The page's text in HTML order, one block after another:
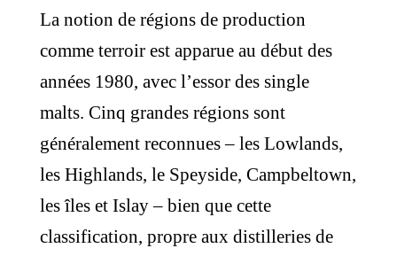
La notion de régions de production
comme terroir est apparue au début des
années 1980, avec l’essor des single
malts. Cinq grandes régions sont
généralement reconnues – les Lowlands,
les Highlands, le Speyside, Campbeltown,
les îles et Islay – bien que cette
classification, propre aux distilleries de